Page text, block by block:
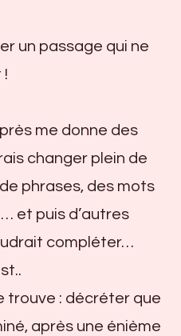
un passage qui ne
!
me donne des
changer plein de
phrases, des mots
et puis d’autres
compléter…
trouve : décréter que
après une énième